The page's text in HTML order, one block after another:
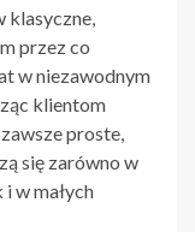
klasyczne,
przez co
w niezawodnym
klientom
proste,
się zarówno w
w małych